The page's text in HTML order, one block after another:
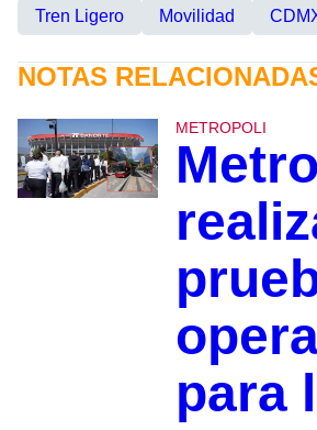
Tren Ligero Movilidad
NOTAS
METROPOLI
para